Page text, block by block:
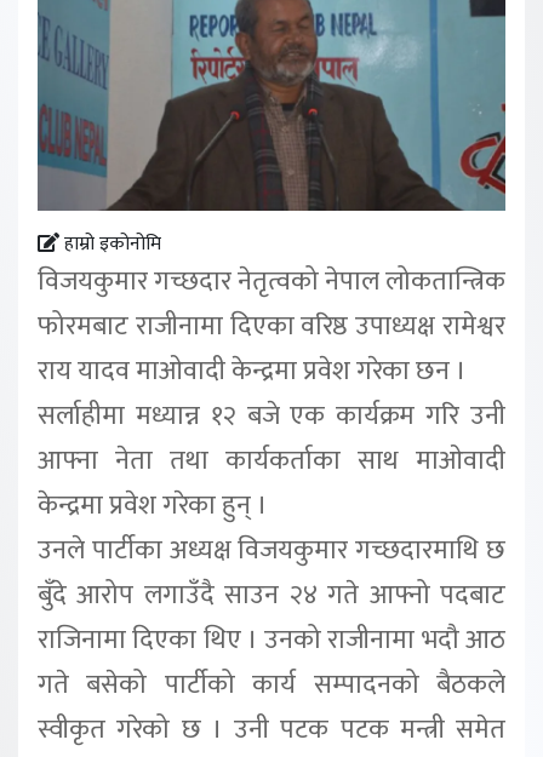
हाम्रो इकोनोमि
विजयकुमार गच्छदार नेतृत्वको नेपाल लोकतान्त्रिक
फोरमबाट राजीनामा दिएका वरिष्ठ उपाध्यक्ष रामेश्वर
राय यादव माओवादी केन्द्रमा प्रवेश गरेका छन ।
सर्लाहीमा मध्यान्न १२ बजे एक कार्यक्रम गरि उनी
आफ्ना नेता तथा कार्यकर्ताका साथ माओवादी
केन्द्रमा प्रवेश गरेका हुन् ।
उनले पार्टीका अध्यक्ष विजयकुमार गच्छदारमाथि छ
बुँदे आरोप लगाउँदै साउन २४ गते आफ्नो पदबाट
राजिनामा दिएका थिए । उनको राजीनामा भदौ आठ
गते बसेको पार्टीको कार्य सम्पादनको बैठकले
स्वीकृत गरेको छ । उनी पटक पटक मन्त्री समेत